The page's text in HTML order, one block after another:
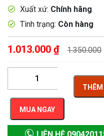
Xuất xứ: Chính hãng
Tình trạng: Còn hàng
1.013.000 ₫ 1.350.000
THÊM
MUA NGAY